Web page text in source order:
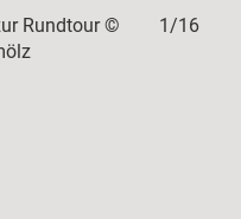
Rundtour ©
1/16